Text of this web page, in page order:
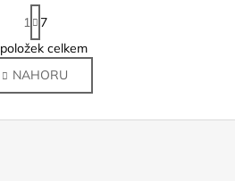
O
v
l
á
S
t
r
á
n
k
1
7
položek celkem
NAHORU